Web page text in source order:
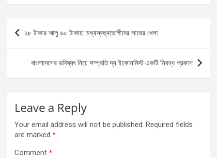
ce
b
o
o
k
se
g
er
at
s
A
p
p
ar
Post
navigation
২৮ টাকার আলু ৬০ টাকায়: মধ্যস্বত্বভোগীদের লাভের খেলা
বাংলাদেশের ভবিষ্যৎ নিয়ে সম্প্রতি দ্য ইকোনমিস্ট একটি নিবন্ধ প্রকাশ
Leave a Reply
Your email address will not be published. Required fields
are marked *
Comment *